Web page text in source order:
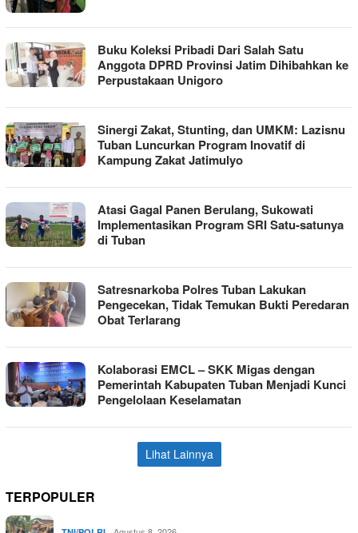
Buku Koleksi Pribadi Dari Salah Satu
Anggota DPRD Provinsi Jatim Dihibahkan ke
Perpustakaan Unigoro
Sinergi Zakat, Stunting, dan UMKM: Lazisnu
Tuban Luncurkan Program Inovatif di
Kampung Zakat Jatimulyo
Atasi Gagal Panen Berulang, Sukowati
Implementasikan Program SRI Satu-satunya
di Tuban
Satresnarkoba Polres Tuban Lakukan
Pengecekan, Tidak Temukan Bukti Peredaran
Obat Terlarang
Kolaborasi EMCL – SKK Migas dengan
Pemerintah Kabupaten Tuban Menjadi Kunci
Pengelolaan Keselamatan
Lihat Lainnya
TERPOPULER